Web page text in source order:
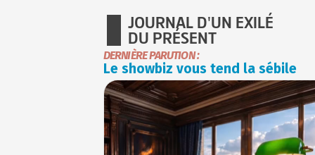
JOURNAL D'UN EXILÉ
DU PRÉSENT
DERNIÈRE PARUTION :
Le showbiz vous tend la sébile